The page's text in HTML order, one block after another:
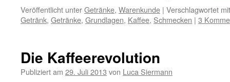
Veröffentlicht unterGetränke, Warenkunde | Verschlagwortet mit
Getränk, Getränke, Grundlagen, Kaffee, Schmecken | 3
Die Kaffeerevolution
Publiziert am 29. Juli 2013 von Luca Siermann